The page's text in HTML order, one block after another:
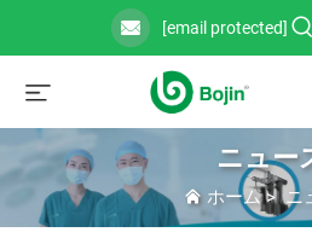
[email protected]
ニュー
ホーム>ニ